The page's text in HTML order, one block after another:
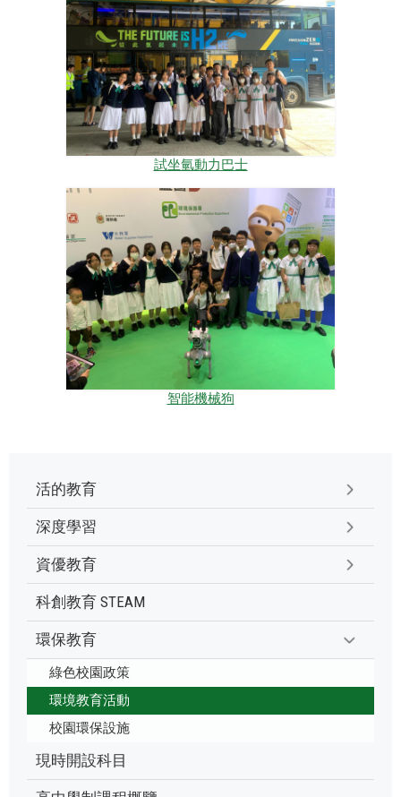
試坐氫動力巴士
智能機械狗
活的教育
深度學習
資優教育
科創教育 STEAM
環保教育
綠色校園政策
環境教育活動
校園環保設施
現時開設科目